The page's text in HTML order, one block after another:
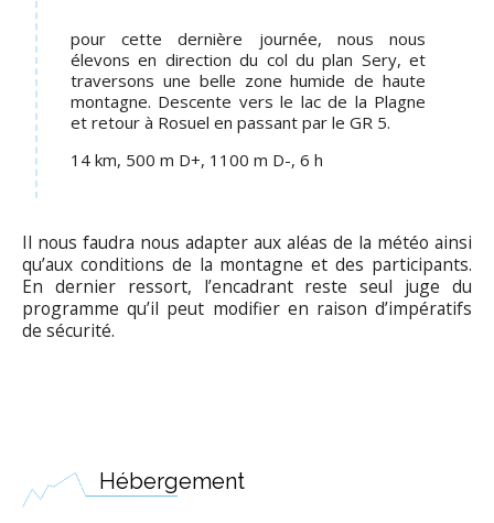
pour cette dernière journée, nous nous
élevons en direction du col du plan Sery, et
traversons une belle zone humide de haute
montagne. Descente vers le lac de la Plagne
et retour à Rosuel en passant par le GR 5.
14 km, 500 m D+, 1100 m D-, 6 h
Il nous faudra nous adapter aux aléas de la météo ainsi
qu’aux conditions de la montagne et des participants.
En dernier ressort, l’encadrant reste seul juge du
programme qu’il peut modifier en raison d’impératifs
de sécurité.
Hébergement